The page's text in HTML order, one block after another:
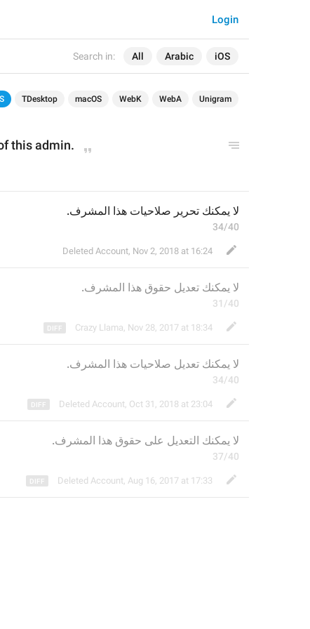
Search in: All Arabic iOS
Login
TDesktop macOS WebK WebA Unigram
this admin.
لا يمكنك تحرير صلاحيات هذا المشرف.
34/40
Deleted Account, Nov 2, 2018 at 16:24
لا يمكنك تعديل حقوق هذا المشرف.
31/40
Crazy Llama, Nov 28, 2017 at 18:34
لا يمكنك تعديل صلاحيات هذا المشرف.
34/40
Deleted Account, Oct 31, 2018 at 23:04
لا يمكنك التعديل على حقوق هذا المشرف.
37/40
Deleted Account, Aug 16, 2017 at 17:33